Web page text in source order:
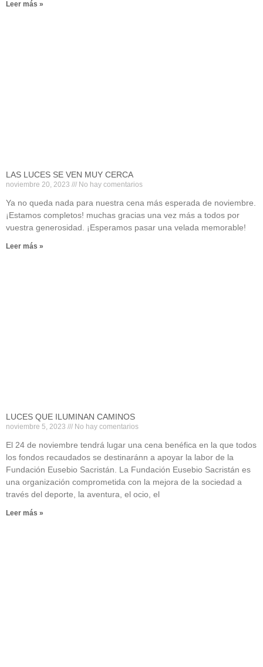
Leer más »
LAS LUCES SE VEN MUY CERCA
noviembre 20, 2023 No hay comentarios
Ya no queda nada para nuestra cena más esperada de noviembre.
¡Estamos completos! muchas gracias una vez más a todos por
vuestra generosidad. ¡Esperamos pasar una velada memorable!
Leer más »
LUCES QUE ILUMINAN CAMINOS
noviembre 5, 2023 No hay comentarios
El 24 de noviembre tendrá lugar una cena benéfica en la que todos
los fondos recaudados se destinaránn a apoyar la labor de la
Fundación Eusebio Sacristán. La Fundación Eusebio Sacristán es
una organización comprometida con la mejora de la sociedad a
través del deporte, la aventura, el ocio, el
Leer más »